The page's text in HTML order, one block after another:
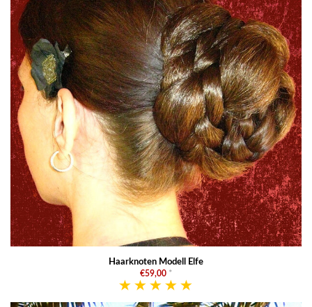
Haarknoten Modell Elfe
€59,00 *